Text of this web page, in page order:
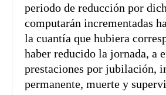
periodo de reducción por
computarán incrementadas
la cuantía que hubiera
haber reducido la jornada, a
prestaciones por jubilación,
permanente, muerte y